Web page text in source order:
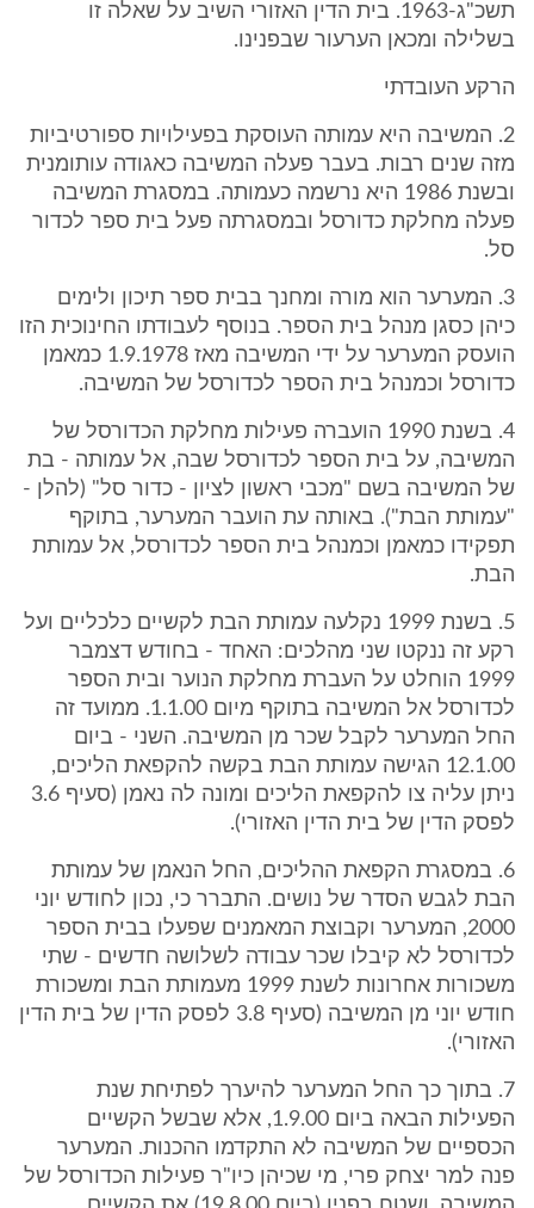
תשכ"ג-1963. בית הדין האזורי השיב על שאלה זו
בשלילה ומכאן הערעור שבפנינו.
הרקע העובדתי
2. המשיבה היא עמותה העוסקת בפעילויות ספורטיביות
מזה שנים רבות. בעבר פעלה המשיבה כאגודה עותומנית
ובשנת 1986 היא נרשמה כעמותה. במסגרת המשיבה
פעלה מחלקת כדורסל ובמסגרתה פעל בית ספר לכדור
סל.
3. המערער הוא מורה ומחנך בבית ספר תיכון ולימים
כיהן כסגן מנהל בית הספר. בנוסף לעבודתו החינוכית הזו
הועסק המערער על ידי המשיבה מאז 1.9.1978 כמאמן
כדורסל וכמנהל בית הספר לכדורסל של המשיבה.
4. בשנת 1990 הועברה פעילות מחלקת הכדורסל של
המשיבה, על בית הספר לכדורסל שבה, אל עמותה - בת
של המשיבה בשם "מכבי ראשון לציון - כדור סל" (להלן -
"עמותת הבת"). באותה עת הועבר המערער, בתוקף
תפקידו כמאמן וכמנהל בית הספר לכדורסל, אל עמותת
הבת.
5. בשנת 1999 נקלעה עמותת הבת לקשיים כלכליים ועל
רקע זה ננקטו שני מהלכים: האחד - בחודש דצמבר
1999 הוחלט על העברת מחלקת הנוער ובית הספר
לכדורסל אל המשיבה בתוקף מיום 1.1.00. ממועד זה
החל המערער לקבל שכר מן המשיבה. השני - ביום
12.1.00 הגישה עמותת הבת בקשה להקפאת הליכים,
ניתן עליה צו להקפאת הליכים ומונה לה נאמן (סעיף 3.6
לפסק הדין של בית הדין האזורי).
6. במסגרת הקפאת ההליכים, החל הנאמן של עמותת
הבת לגבש הסדר של נושים. התברר כי, נכון לחודש יוני
2000, המערער וקבוצת המאמנים שפעלו בבית הספר
לכדורסל לא קיבלו שכר עבודה לשלושה חדשים - שתי
משכורות אחרונות לשנת 1999 מעמותת הבת ומשכורת
חודש יוני מן המשיבה (סעיף 3.8 לפסק הדין של בית הדין
האזורי).
7. בתוך כך החל המערער להיערך לפתיחת שנת
הפעילות הבאה ביום 1.9.00, אלא שבשל הקשיים
הכספיים של המשיבה לא התקדמו ההכנות. המערער
פנה למר יצחק פרי, מי שכיהן כיו"ר פעילות הכדורסל של